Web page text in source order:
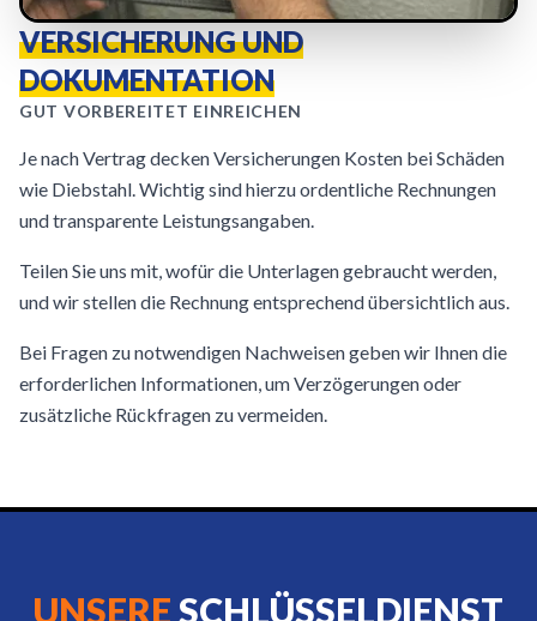
VERSICHERUNG UND
DOKUMENTATION
GUT VORBEREITET EINREICHEN
Je nach Vertrag decken Versicherungen Kosten bei Schäden
wie Diebstahl. Wichtig sind hierzu ordentliche Rechnungen
und transparente Leistungsangaben.
Teilen Sie uns mit, wofür die Unterlagen gebraucht werden,
und wir stellen die Rechnung entsprechend übersichtlich aus.
Bei Fragen zu notwendigen Nachweisen geben wir Ihnen die
erforderlichen Informationen, um Verzögerungen oder
zusätzliche Rückfragen zu vermeiden.
UNSERESCHLÜSSELDIENST